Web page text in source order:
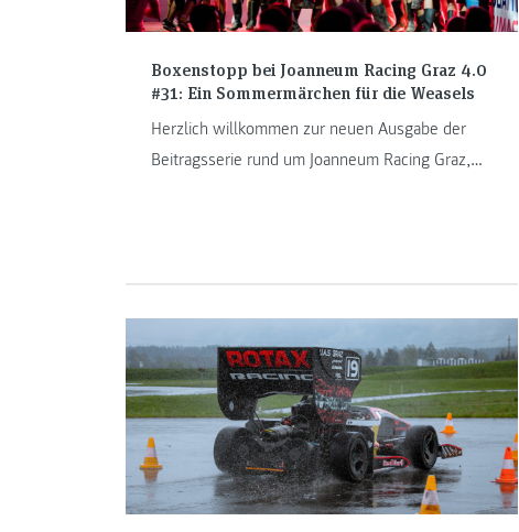
Boxenstopp bei Joanneum Racing Graz 4.0
#31: Ein Sommermärchen für die Weasels
Herzlich willkommen zur neuen Ausgabe der
Beitragsserie rund um Joanneum Racing Graz,
Bull Ring und nach Kroatien. So viel sei bereits
verraten: Für das Team von Joanneum Racing
Graz gab es so einiges zu feiern.